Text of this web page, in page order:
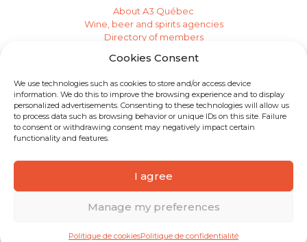
Cookies Consent
We use technologies such as cookies to store and/or access device
information. We do this to improve the browsing experience and to display
personalized advertisements. Consenting to these technologies will allow us
to process data such as browsing behavior or unique IDs on this site. Failure
to consent or withdrawing consent may negatively impact certain
functionality and features.
I agree
Manage my preferences
Politique de cookiesPolitique de confidentialité
About A3 Québec
Wine, beer and spirits agencies
Directory of members
Private imports
Need an agency?
Job opportunities
© 2026 A3 Québec | All rights reserved